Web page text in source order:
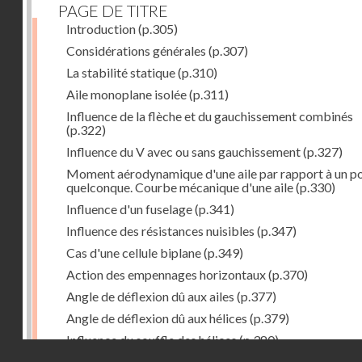
PAGE DE TITRE
Introduction(p.305)
Considérations générales (p.307)
La stabilité statique(p.310)
Aile monoplane isolée(p.311)
Influence de la flèche et du gauchissement combinés
(p.322)
Influence du V avec ou sans gauchissement(p.327)
Moment aérodynamique d'une aile par rapport à un
quelconque. Courbe mécanique d'une aile(p.330)
Influence d'un fuselage(p.341)
Influence des résistances nuisibles (p.347)
Cas d'une cellule biplane(p.349)
Action des empennages horizontaux(p.370)
Angle de déflexion dû aux ailes (p.377)
Angle de déflexion dû aux hélices (p.379)
Influence du souffle des hélices(p.380)